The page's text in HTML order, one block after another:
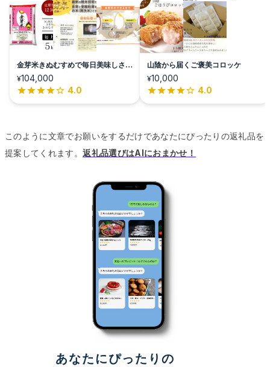
金芽米きぬむすめで毎日美味しさプ
ラス
¥104,000
4.0
山陰から届くご褒美コロッケ
¥10,000
4.0
このように文章でお願いをするだけであなたにぴったりの返礼品を
提案してくれます。返礼品選びはAIにおまかせ！
あなたにぴったりの